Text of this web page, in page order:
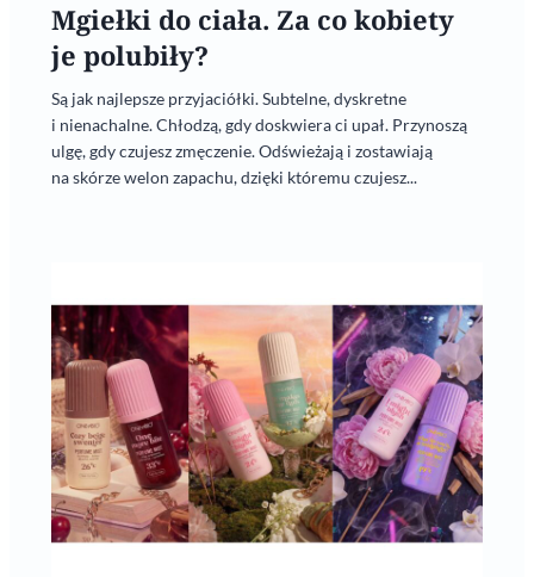
Mgiełki do ciała. Za co kobiety
je polubiły?
Są jak najlepsze przyjaciółki. Subtelne, dyskretne
i nienachalne. Chłodzą, gdy doskwiera ci upał. Przynoszą
ulgę, gdy czujesz zmęczenie. Odświeżają i zostawiają
na skórze welon zapachu, dzięki któremu czujesz...